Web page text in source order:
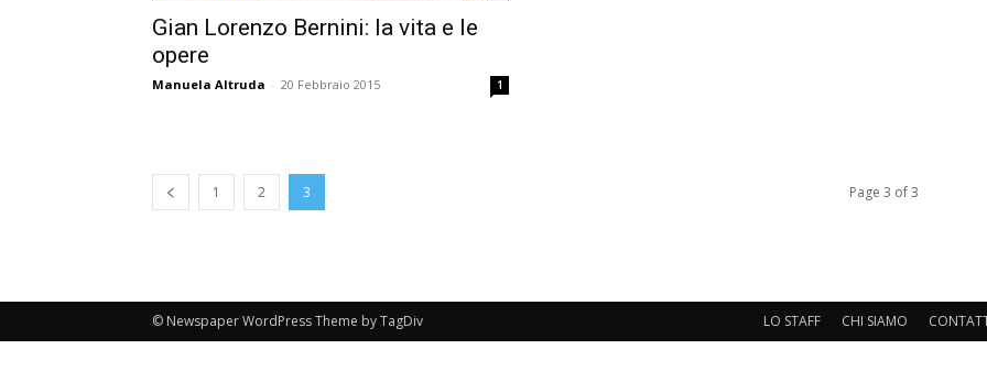
Gian Lorenzo Bernini: la vita e le
opere
Manuela Altruda - 20 Febbraio 2015 1
1 2 3 Page 3 of 3
LO STAFF CHI SIAMO
© Newspaper WordPress Theme by TagDiv